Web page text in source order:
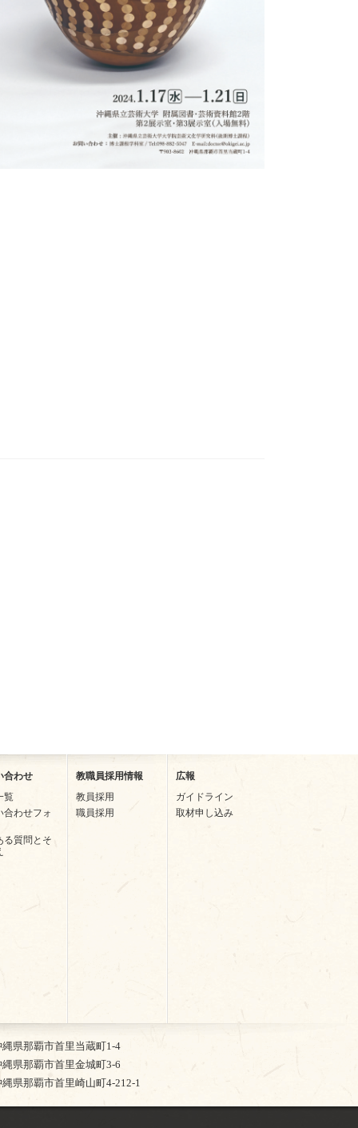
合わせ
覧
合わせフォ
る質問とそ
教職員採用情報
教員採用
職員採用
広報
ガイドライン
取材申し込み
県那覇市首里当蔵町1-4
県那覇市首里金城町3-6
県那覇市首里崎山町4-212-1